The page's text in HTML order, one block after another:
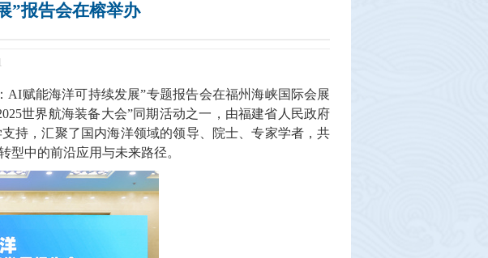
”报告会在榕举办
AI赋能海洋可持续发展”专题报告会在福州海峡国际会展
世界航海装备大会”同期活动之一，由福建省人民政府
持，汇聚了国内海洋领域的领导、院士、专家学者，共
型中的前沿应用与未来路径。